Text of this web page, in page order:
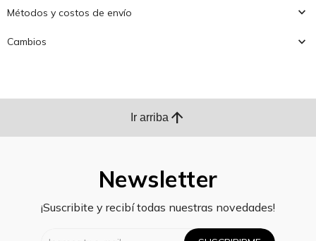
Métodos y costos de envío
Cambios
Ir arriba arrow_upward
Newsletter
¡Suscribite y recibí todas nuestras novedades!